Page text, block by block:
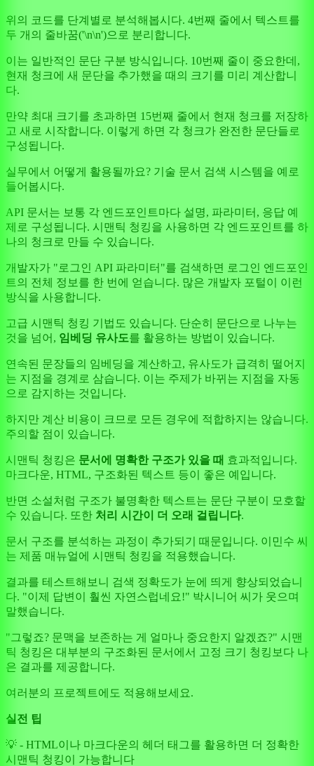
위의 코드를 단계별로 분석해봅시다. 4번째 줄에서 텍스트를
두 개의 줄바꿈('\n\n')으로 분리합니다.
이는 일반적인 문단 구분 방식입니다. 10번째 줄이 중요한데,
현재 청크에 새 문단을 추가했을 때의 크기를 미리 계산합니
다.
만약 최대 크기를 초과하면 15번째 줄에서 현재 청크를 저장하
고 새로 시작합니다. 이렇게 하면 각 청크가 완전한 문단들로
구성됩니다.
실무에서 어떻게 활용될까요? 기술 문서 검색 시스템을 예로
들어봅시다.
API 문서는 보통 각 엔드포인트마다 설명, 파라미터, 응답 예
제로 구성됩니다. 시맨틱 청킹을 사용하면 각 엔드포인트를 하
나의 청크로 만들 수 있습니다.
개발자가 "로그인 API 파라미터"를 검색하면 로그인 엔드포인
트의 전체 정보를 한 번에 얻습니다. 많은 개발자 포털이 이런
방식을 사용합니다.
고급 시맨틱 청킹 기법도 있습니다. 단순히 문단으로 나누는
것을 넘어, 임베딩 유사도를 활용하는 방법이 있습니다.
연속된 문장들의 임베딩을 계산하고, 유사도가 급격히 떨어지
는 지점을 경계로 삼습니다. 이는 주제가 바뀌는 지점을 자동
으로 감지하는 것입니다.
하지만 계산 비용이 크므로 모든 경우에 적합하지는 않습니다.
주의할 점이 있습니다.
시맨틱 청킹은 문서에 명확한 구조가 있을 때 효과적입니다.
마크다운, HTML, 구조화된 텍스트 등이 좋은 예입니다.
반면 소설처럼 구조가 불명확한 텍스트는 문단 구분이 모호할
수 있습니다. 또한 처리 시간이 더 오래 걸립니다.
문서 구조를 분석하는 과정이 추가되기 때문입니다. 이민수 씨
는 제품 매뉴얼에 시맨틱 청킹을 적용했습니다.
결과를 테스트해보니 검색 정확도가 눈에 띄게 향상되었습니
다. "이제 답변이 훨씬 자연스럽네요!" 박시니어 씨가 웃으며
말했습니다.
"그렇죠? 문맥을 보존하는 게 얼마나 중요한지 알겠죠?" 시맨
틱 청킹은 대부분의 구조화된 문서에서 고정 크기 청킹보다 나
은 결과를 제공합니다.
여러분의 프로젝트에도 적용해보세요.
실전 팁
💡 - HTML이나 마크다운의 헤더 태그를 활용하면 더 정확한
시맨틱 청킹이 가능합니다